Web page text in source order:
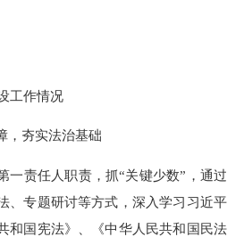
工作情况
，夯实法治基础
一责任人职责，抓“关键少数”，通过
、专题研讨等方式，深入学习习近平
和国宪法》、《中华人民共和国民法